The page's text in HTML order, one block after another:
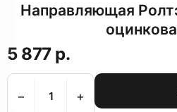
Направляющая
5 877 р.
− +